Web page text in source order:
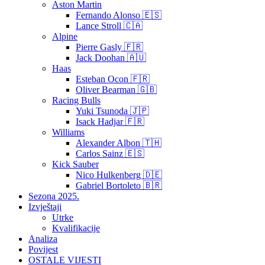
Aston Martin
Fernando Alonso 🇪🇸
Lance Stroll 🇨🇦
Alpine
Pierre Gasly 🇫🇷
Jack Doohan 🇦🇺
Haas
Esteban Ocon 🇫🇷
Oliver Bearman 🇬🇧
Racing Bulls
Yuki Tsunoda 🇯🇵
Isack Hadjar 🇫🇷
Williams
Alexander Albon 🇹🇭
Carlos Sainz 🇪🇸
Kick Sauber
Nico Hulkenberg 🇩🇪
Gabriel Bortoleto 🇧🇷
Sezona 2025.
Izvještaji
Utrke
Kvalifikacije
Analiza
Povijest
OSTALE VIJESTI